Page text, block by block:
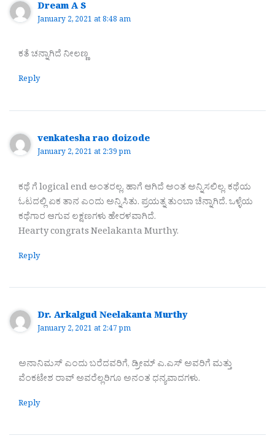
Dream A S
January 2, 2021 at 8:48 am
ಕತೆ ಚನ್ನಾಗಿದೆ ನೀಲಣ್ಣ
Reply
venkatesha rao doizode
January 2, 2021 at 2:39 pm
ಕಥೆ ಗೆ logical end ಅಂತರಲ್ಲ, ಹಾಗೆ ಆಗಿದೆ ಅಂತ ಅನ್ನಿಸಲಿಲ್ಲ. ಕಥೆಯ
ಓಟದಲ್ಲಿ ಏಕ ತಾನ ಎಂದು ಅನ್ನಿಸಿತು. ಪ್ರಯತ್ನ ತುಂಬಾ ಚೆನ್ನಾಗಿದೆ. ಒಳ್ಳೆಯ
ಕಥೆಗಾರ ಆಗುವ ಲಕ್ಷಣಗಳು ಹೇರಳವಾಗಿದೆ.
Hearty congrats Neelakanta Murthy.
Reply
Dr. Arkalgud Neelakanta Murthy
January 2, 2021 at 2:47 pm
ಅನಾನಿಮಸ್ ಎಂದು ಬರೆದವರಿಗೆ, ಡ್ರೀಮ್ ಎ.ಎಸ್ ಅವರಿಗೆ ಮತ್ತು
ವೆಂಕಟೇಶ ರಾವ್ ಅವರೆಲ್ಲರಿಗೂ ಅನಂತ ಧನ್ಯವಾದಗಳು.
Reply